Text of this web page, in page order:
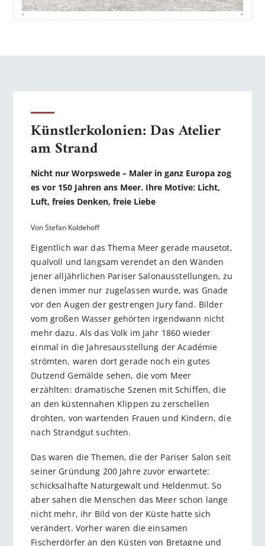
Künstlerkolonien: Das Atelier
am Strand
Nicht nur Worpswede – Maler in ganz Europa zog
es vor 150 Jahren ans Meer. Ihre Motive: Licht,
Luft, freies Denken, freie Liebe
Von Stefan Koldehoff
Eigentlich war das Thema Meer gerade mausetot,
qualvoll und langsam verendet an den Wänden
jener alljährlichen Pariser Salonausstellungen, zu
denen immer nur zugelassen wurde, was Gnade
vor den Augen der gestrengen Jury fand. Bilder
vom großen Wasser gehörten irgendwann nicht
mehr dazu. Als das Volk im Jahr 1860 wieder
einmal in die Jahresausstellung der Académie
strömten, waren dort gerade noch ein gutes
Dutzend Gemälde sehen, die vom Meer
erzählten: dramatische Szenen mit Schiffen, die
an den küstennahen Klippen zu zerschellen
drohten, von wartenden Frauen und Kindern, die
nach Strandgut suchten.
Das waren die Themen, die der Pariser Salon seit
seiner Gründung 200 Jahre zuvor erwartete:
schicksalhafte Naturgewalt und Heldenmut. So
aber sahen die Menschen das Meer schon lange
nicht mehr, ihr Bild von der Küste hatte sich
verändert. Vorher waren die einsamen
Fischerdörfer an den Küsten von Bretagne und